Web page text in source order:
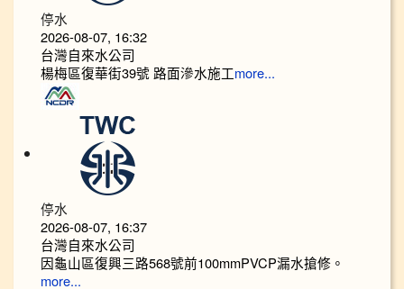
停水
2026-08-07, 16:32
台灣自來水公司
楊梅區復華街39號 路面滲水施工more...
停水
2026-08-07, 16:37
台灣自來水公司
因龜山區復興三路568號前100mmPVCP漏水搶修。
more...